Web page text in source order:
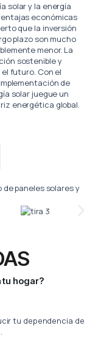
solar y la energía
económicas
que la inversión
plazo son mucho
menor. La
sostenible y
futuro. Con el
de
solar juegue un
energética global.
paneles solares y
tu hogar?
tu dependencia de